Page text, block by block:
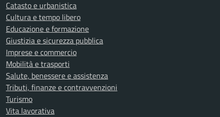
Catasto e urbanistica
Cultura e tempo libero
Educazione e formazione
Giustizia e sicurezza pubblica
Imprese e commercio
Mobilità e trasporti
Salute, benessere e assistenza
Tributi, finanze e contravvenzioni
Turismo
Vita lavorativa